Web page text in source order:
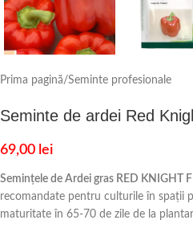
Prima pagină/Seminte profesionale
Seminte de ardei Red
69,00 lei
Semințele de Ardei gras RED KNIGHT
recomandate pentru culturile în spații
maturitate în 65-70 de zile de la